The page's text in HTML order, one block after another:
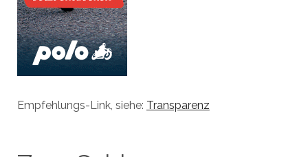
Empfehlungs-Link, siehe: Transparenz